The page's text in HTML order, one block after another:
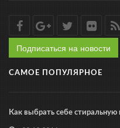
Подписаться на новости
САМОЕ ПОПУЛЯРНОЕ
Как выбрать себе